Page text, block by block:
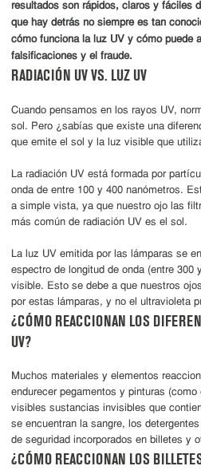
resultados son rápidos, claros y fáciles
que hay detrás no siempre es tan
cómo funciona la luz UV y cómo puede
falsificaciones y el fraude.
RADIACIÓN UV VS. LUZ UV
Cuando pensamos en los rayos UV,
sol. Pero ¿sabías que existe una
que emite el sol y la luz visible que
La radiación UV está formada por
onda de entre 100 y 400 nanómetros.
a simple vista, ya que nuestro ojo las
más común de radiación UV es el sol.
La luz UV emitida por las lámparas se
espectro de longitud de onda (entre 300
visible. Esto se debe a que nuestros
por estas lámparas, y no el ultravioleta
¿CÓMO REACCIONAN LOS
UV?
Muchos materiales y elementos
endurecer pegamentos y pinturas
visibles sustancias invisibles que
se encuentran la sangre, los
de seguridad incorporados en billetes y
¿CÓMO REACCIONAN LOS